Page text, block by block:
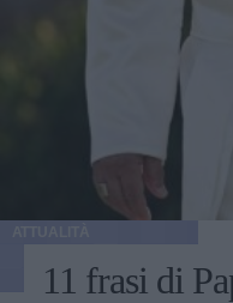
11 frasi di